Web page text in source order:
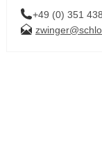
+49 (0) 351